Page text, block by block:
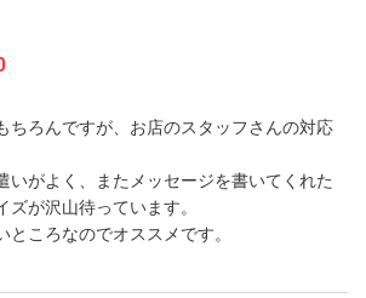
ちろんですが、お店のスタッフさんの対応
いがよく、またメッセージを書いてくれた
ズが沢山待っています。
ころなのでオススメです。